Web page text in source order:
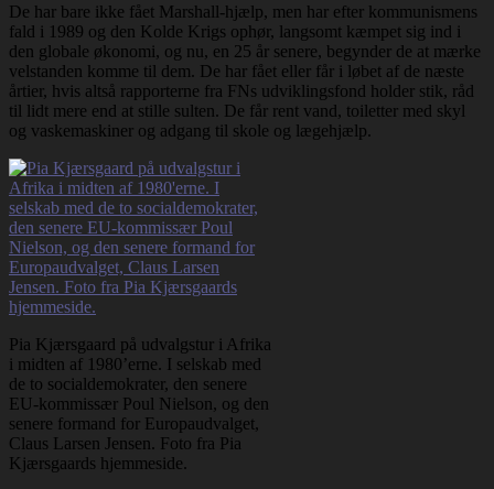
De har bare ikke fået Marshall-hjælp, men har efter kommunismens
fald i 1989 og den Kolde Krigs ophør, langsomt kæmpet sig ind i
den globale økonomi, og nu, en 25 år senere, begynder de at mærke
velstanden komme til dem. De har fået eller får i løbet af de næste
årtier, hvis altså rapporterne fra FNs udviklingsfond holder stik, råd
til lidt mere end at stille sulten. De får rent vand, toiletter med skyl
og vaskemaskiner og adgang til skole og lægehjælp.
Pia Kjærsgaard på udvalgstur i Afrika
i midten af 1980’erne. I selskab med
de to socialdemokrater, den senere
EU-kommissær Poul Nielson, og den
senere formand for Europaudvalget,
Claus Larsen Jensen. Foto fra Pia
Kjærsgaards hjemmeside.